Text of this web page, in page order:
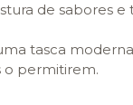
de sabores
tasca
o permitirem.